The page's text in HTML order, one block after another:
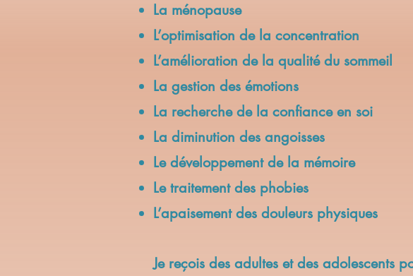
La ménopause
L’optimisation de la concentration
L’amélioration de la qualité du sommeil
La gestion des émotions
La recherche de la confiance en soi
La diminution des angoisses
Le développement de la mémoire
Le traitement des phobies
L’apaisement des douleurs physiques
Je reçois des adultes et des adolescents